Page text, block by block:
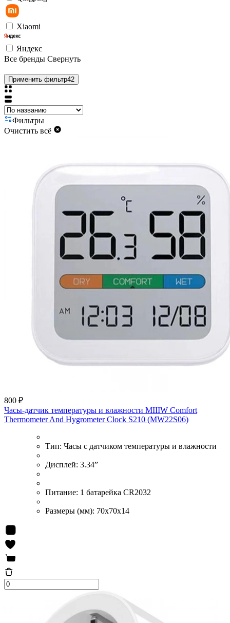
Xiaomi
Яндекс
Все бренды Свернуть
Применить фильтр42
Фильтры
Очистить всё
800 ₽
Часы-датчик температуры и влажности MIIIW Comfort
Thermometer And Hygrometer Clock S210 (MW22S06)
Тип: Часы с датчиком температуры и влажности
Дисплей: 3.34”
Питание: 1 батарейка CR2032
Размеры (мм): 70x70x14